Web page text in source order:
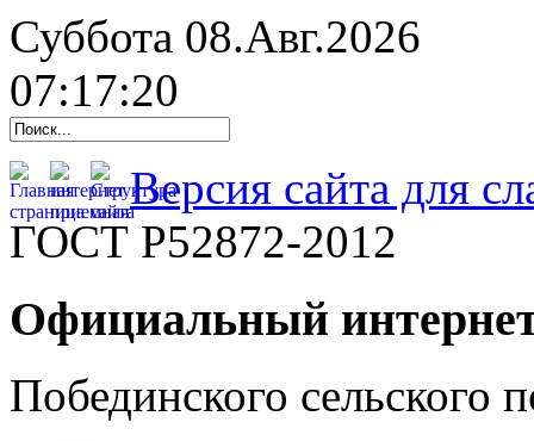
Суббота 08.Авг.2026
07:17:21
Версия сайта для
ГОСТ Р52872-2012
Официальный
Побединского сельского